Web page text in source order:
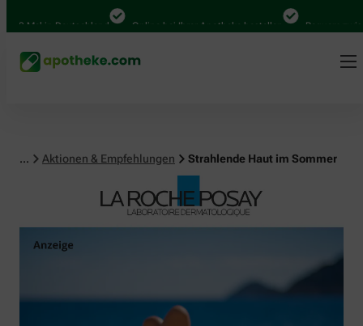
in Deutschland Online bei Ihrer Apotheke bestellen Bequem zwischen
... Aktionen & Empfehlungen Strahlende Haut im Sommer